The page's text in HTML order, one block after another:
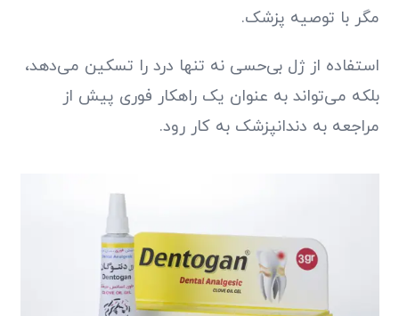
مگر با توصیه پزشک.
استفاده از ژل بی‌حسی نه تنها درد را تسکین می‌دهد،
بلکه می‌تواند به عنوان یک راهکار فوری پیش از
مراجعه به دندانپزشک به کار رود.